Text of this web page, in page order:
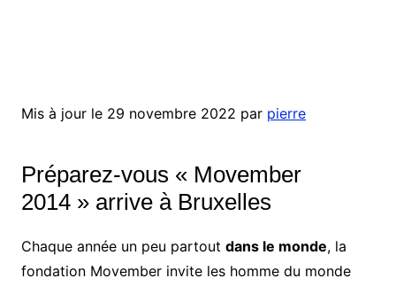
Mis à jour le 29 novembre 2022 par pierre
Préparez-vous « Movember
2014 » arrive à Bruxelles
Chaque année un peu partout dans le monde, la
fondation Movember invite les homme du monde